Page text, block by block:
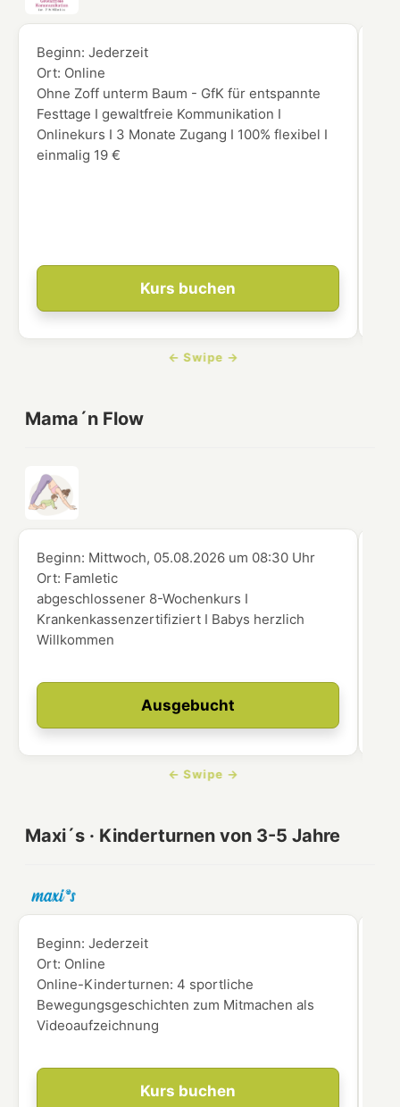
Kurs buchen
Beginn:Jederzeit
Ort: Online
Ohne Zoff unterm Baum - GfK für entspannte
Festtage I gewaltfreie Kommunikation I
Onlinekurs I 3 Monate Zugang I 100% flexibel I
einmalig 19 €
Mama´n Flow
Ausgebucht
Beginn: Mittwoch, 05.08.2026 um 08:30 Uhr
Ort: Famletic
abgeschlossener 8-Wochenkurs I
Krankenkassenzertifiziert I Babys herzlich
Willkommen
Maxi´s · Kinderturnen von 3-5 Jahre
Kurs buchen
Beginn:Jederzeit
Ort: Online
Online-Kinderturnen: 4 sportliche
Bewegungsgeschichten zum Mitmachen als
Videoaufzeichnung